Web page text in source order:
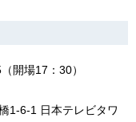
開場17：30）
1-6-1 日本テレビタワ